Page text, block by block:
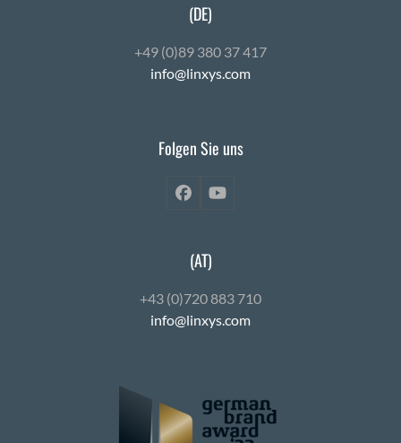
(DE)
+49 (0)89 380 37 417
info@linxys.com
Folgen Sie uns
FacebookYouTube
(AT)
+43 (0)720 883 710
info@linxys.com